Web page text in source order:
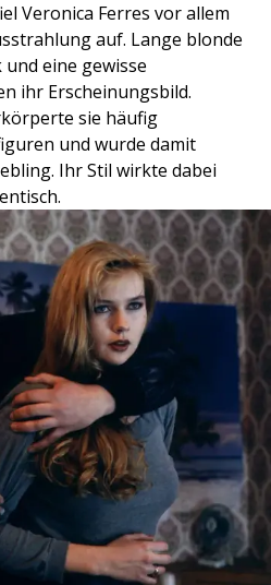
Veronica Ferres vor allem
auf. Lange blonde
eine gewisse
ihr Erscheinungsbild.
sie häufig
und wurde damit
Ihr Stil wirkte dabei